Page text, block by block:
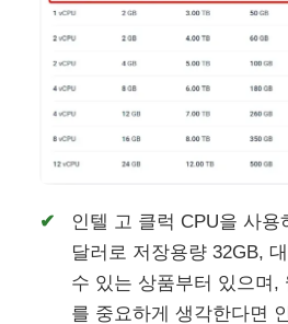
인텔 고 클럭 CPU을 사
달러로 저장용량 32GB,
수 있는 상품부터 있으며,
를 중요하게 생각한다면